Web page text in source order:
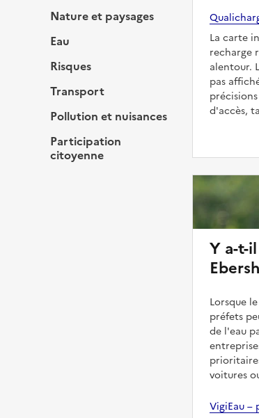
Nature et paysages
Eau
Risques
Transport
Pollution et nuisances
Participation
citoyenne
La carte
recharge
alentour.
pas
d'accès,
Y a-t-
Lorsque
préfets
de l'eau
voitures
VigiEau